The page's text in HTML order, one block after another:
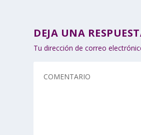
DEJA UNA
Tu dirección de correo